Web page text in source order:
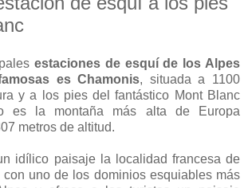
estaciones de esquí de los Alpes
es Chamonis, situada a 1100
y a los pies del fantástico Mont Blanc
es la montaña más alta de Europa
metros de altitud.
idílico paisaje la localidad francesa de
uno de los dominios esquiables más